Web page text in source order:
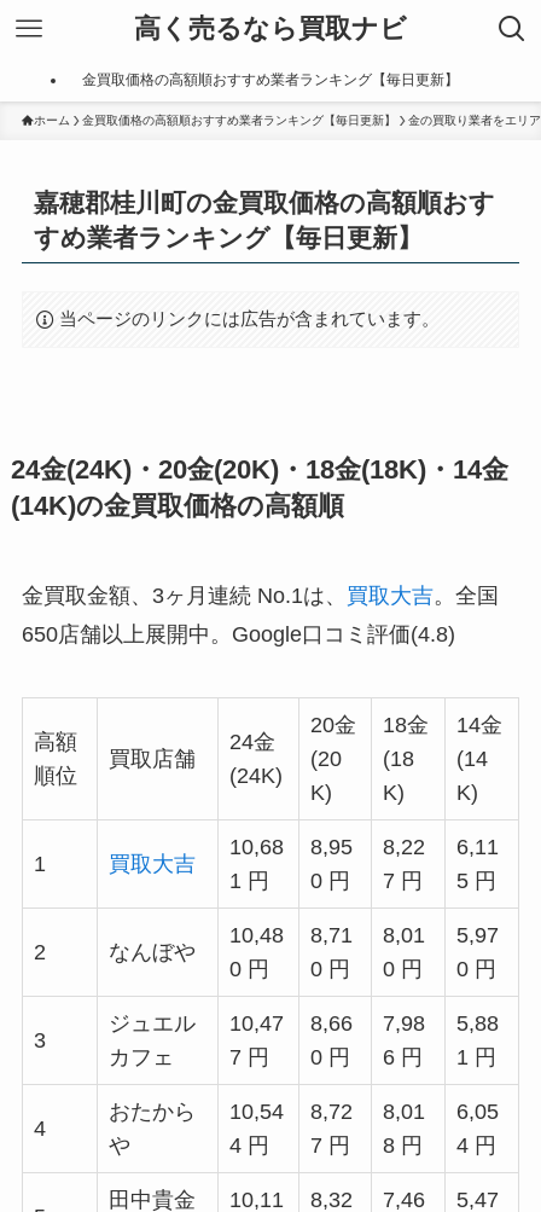
高く売るなら買取ナビ
金買取価格の高額順おすすめ業者ランキング【毎日更新】
ホーム 金買取価格の高額順おすすめ業者ランキング【毎日更新】 金の買取り業者をエリ
嘉穂郡桂川町の金買取価格の高額順おす
すめ業者ランキング【毎日更新】
当ページのリンクには広告が含まれています。
24金(24K)・20金(20K)・18金(18K)・14金
(14K)の金買取価格の高額順
金買取金額、3ヶ月連続 No.1は、 買取大吉。全国
650店舗以上展開中。Google口コミ評価(4.8)
高額
順位
買取店舗
24金
(24K)
20金
(20
K)
18金
(18
K)
14金
(14
K)
1 買取大吉
10,68
1 円
8,95
0 円
8,22
7 円
6,11
5 円
2 なんぼや
10,48
0 円
8,71
0 円
8,01
0 円
5,97
0 円
3
ジュエル
カフェ
10,47
7 円
8,66
0 円
7,98
6 円
5,88
1 円
4
おたから
や
10,54
4 円
8,72
7 円
8,01
8 円
6,05
4 円
田中貴金
10,11
8,32
7,46
5,47